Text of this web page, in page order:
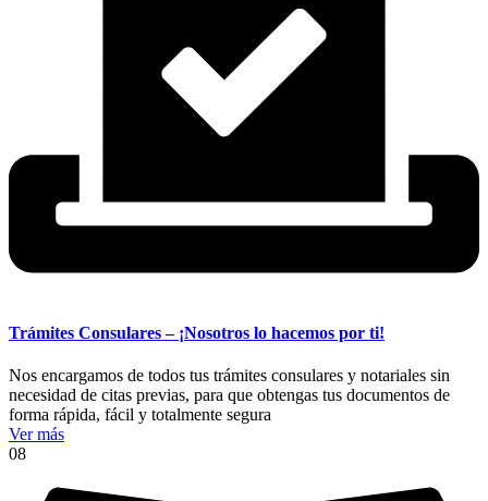
Trámites Consulares – ¡Nosotros lo hacemos por ti!
Nos encargamos de todos tus trámites consulares y notariales sin
necesidad de citas previas, para que obtengas tus documentos de
forma rápida, fácil y totalmente segura
Ver más
08